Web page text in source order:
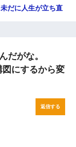
だに人生が立ち直
だがな。
にするから変
返信する